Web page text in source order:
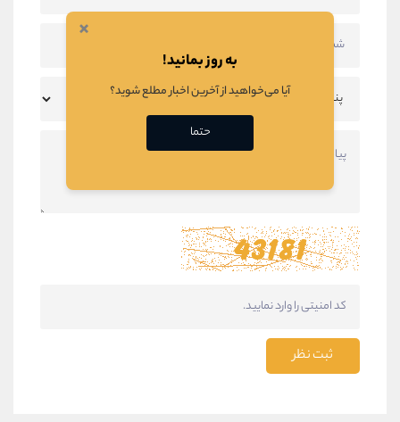
ثبت نظر
×
به روز بمانید!
آیا می‌خواهید از آخرین اخبار مطلع شوید؟
حتما